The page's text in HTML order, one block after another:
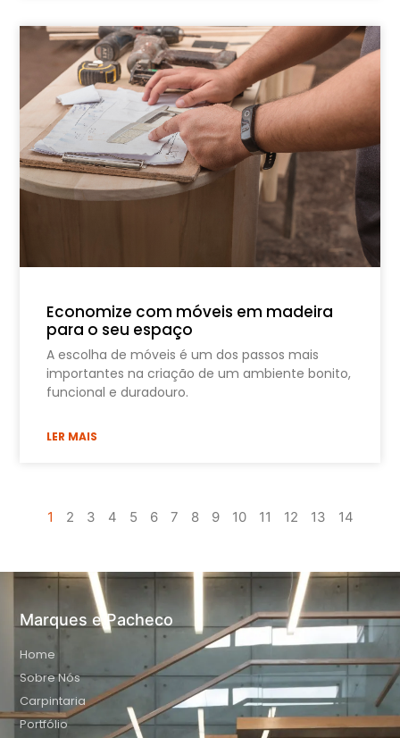
Economize com móveis em madeira
para o seu espaço
A escolha de móveis é um dos passos mais
importantes na criação de um ambiente bonito,
funcional e duradouro.
LER MAIS
1 2 3 4 5 6 7 8 9 10 11 12 13 14
Marques e Pacheco
Home
Sobre Nós
Carpintaria
Portfólio